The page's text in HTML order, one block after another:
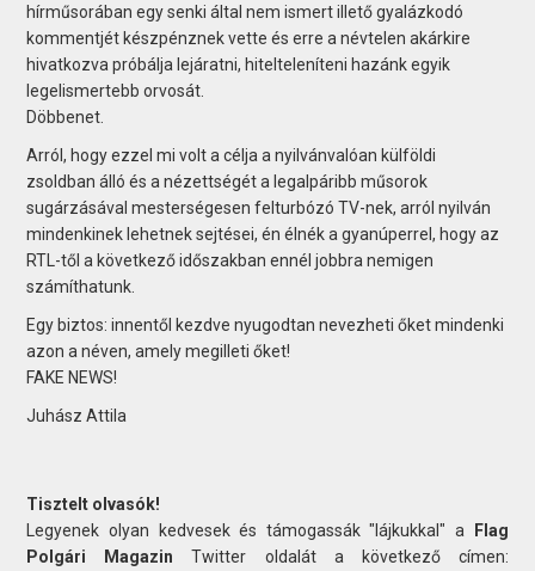
hírműsorában egy senki által nem ismert illető gyalázkodó
kommentjét készpénznek vette és erre a névtelen akárkire
hivatkozva próbálja lejáratni, hitelteleníteni hazánk egyik
legelismertebb orvosát.
Döbbenet.
Arról, hogy ezzel mi volt a célja a nyilvánvalóan külföldi
zsoldban álló és a nézettségét a legalpáribb műsorok
sugárzásával mesterségesen felturbózó TV-nek, arról nyilván
mindenkinek lehetnek sejtései, én élnék a gyanúperrel, hogy az
RTL-től a következő időszakban ennél jobbra nemigen
számíthatunk.
Egy biztos: innentől kezdve nyugodtan nevezheti őket mindenki
azon a néven, amely megilleti őket!
FAKE NEWS!
Juhász Attila
Tisztelt olvasók!
Legyenek olyan kedvesek és támogassák "lájkukkal" a
Flag
Polgári Magazin Twitter oldalát a következő címen: